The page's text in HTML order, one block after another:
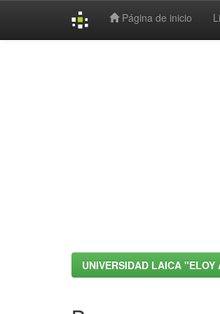
Página de inicio
UNIVERSIDAD LAICA